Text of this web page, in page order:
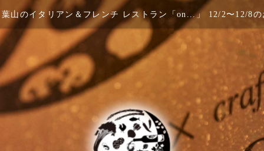
葉山のイタリアン＆フレンチ レストラン「on...」 12/2〜12/8の